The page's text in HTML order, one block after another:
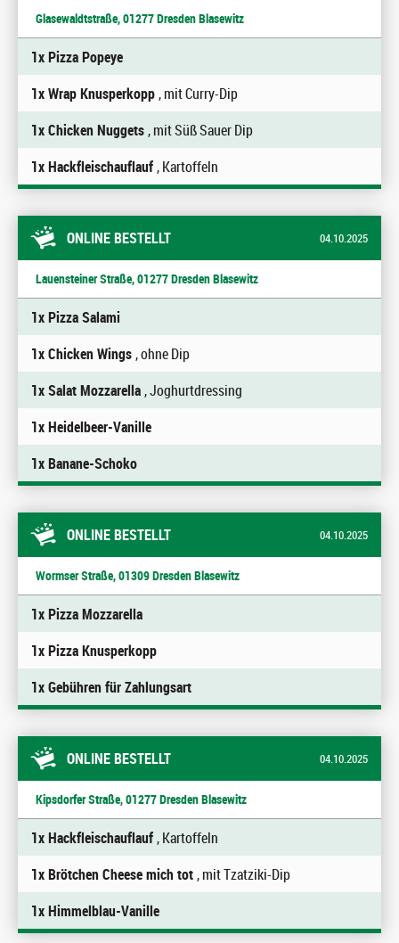
Glasewaldtstraße, 01277 Dresden Blasewitz
1x Pizza Popeye
1x Wrap Knusperkopp, mit Curry-Dip
1x Chicken Nuggets, mit Süß Sauer Dip
1x Hackfleischauflauf, Kartoffeln
ONLINE BESTELLT 04.10.2025
Lauensteiner Straße, 01277 Dresden Blasewitz
1x Pizza Salami
1x Chicken Wings, ohne Dip
1x Salat Mozzarella, Joghurtdressing
1x Heidelbeer-Vanille
1x Banane-Schoko
ONLINE BESTELLT 04.10.2025
Wormser Straße, 01309 Dresden Blasewitz
1x Pizza Mozzarella
1x Pizza Knusperkopp
1x Gebühren für Zahlungsart
ONLINE BESTELLT 04.10.2025
Kipsdorfer Straße, 01277 Dresden Blasewitz
1x Hackfleischauflauf, Kartoffeln
1x Brötchen Cheese mich tot, mit Tzatziki-Dip
1x Himmelblau-Vanille